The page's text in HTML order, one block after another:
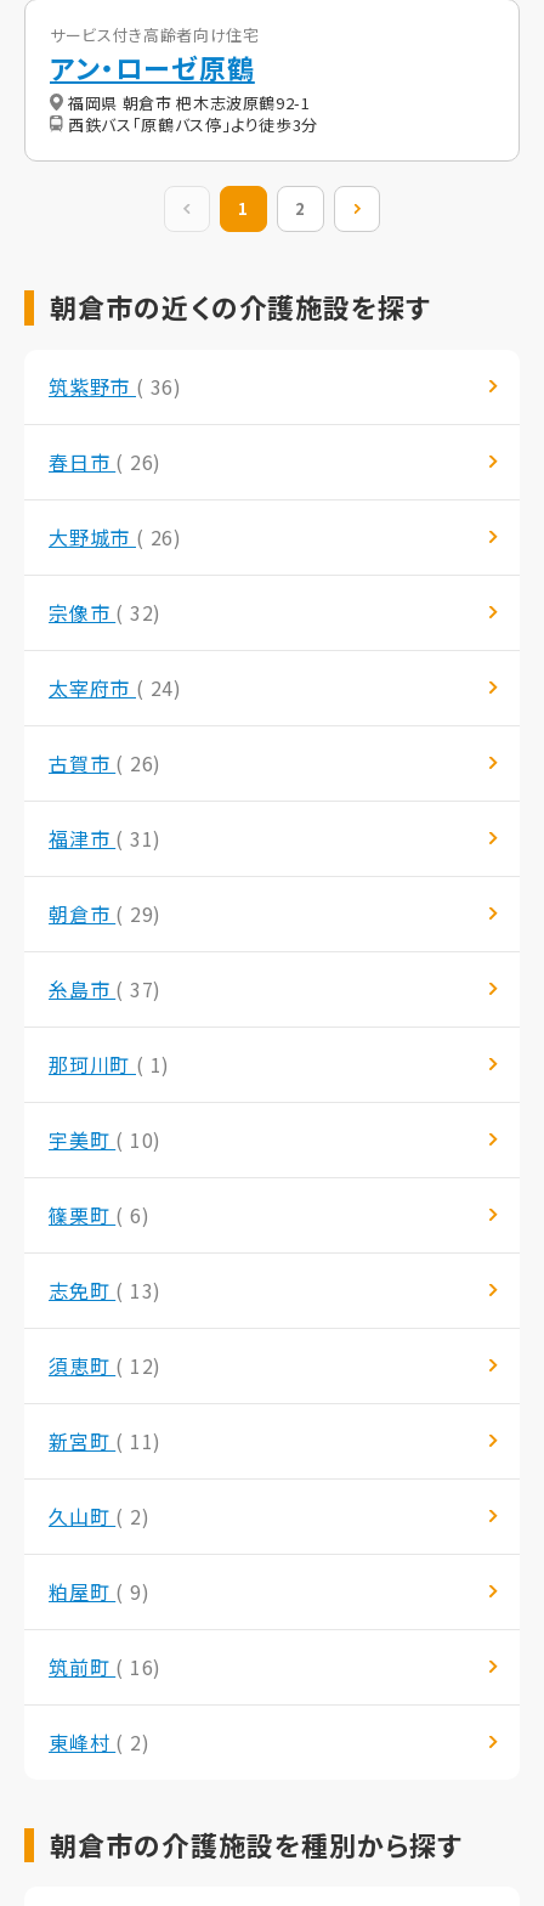
サービス付き高齢者向け住宅
アン・ローゼ原鶴
福岡県 朝倉市 杷木志波原鶴92-1
西鉄バス「原鶴バス停」より徒歩3分
前の20件
1 2
朝倉市の近くの介護施設を探す
筑紫野市 ( 36)
春日市 ( 26)
大野城市 ( 26)
宗像市 ( 32)
太宰府市 ( 24)
古賀市 ( 26)
福津市 ( 31)
朝倉市 ( 29)
糸島市 ( 37)
那珂川町 ( 1)
宇美町 ( 10)
篠栗町 ( 6)
志免町 ( 13)
須恵町 ( 12)
新宮町 ( 11)
久山町 ( 2)
粕屋町 ( 9)
筑前町 ( 16)
東峰村 ( 2)
朝倉市の介護施設を種別から探す